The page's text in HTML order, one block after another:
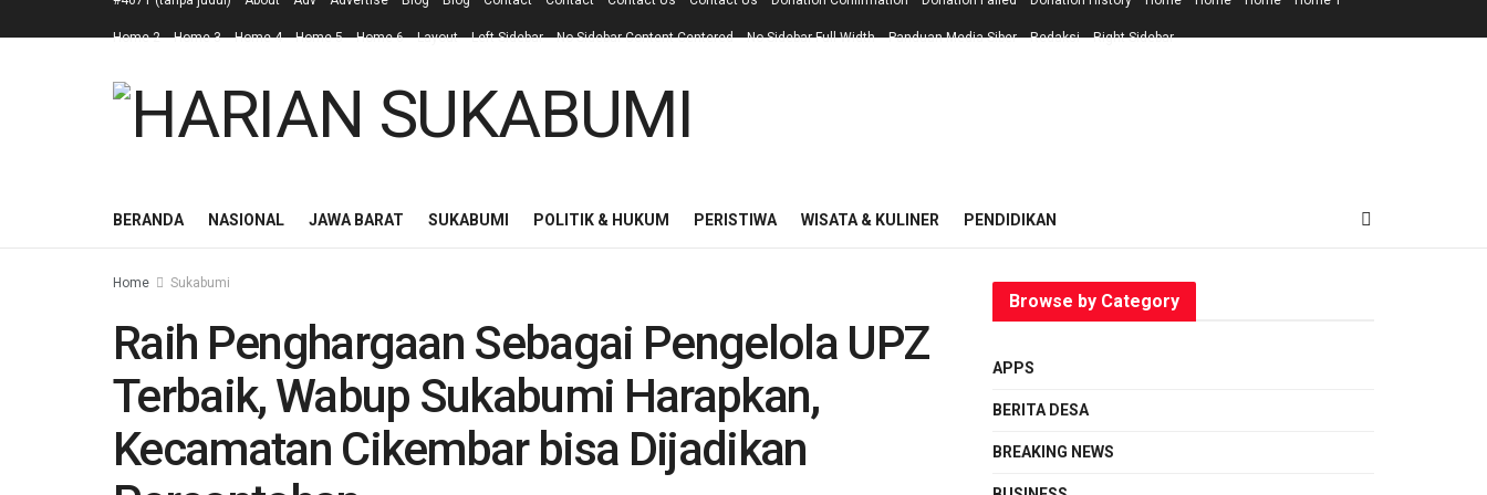
Home 2 Home 3 Home 4 Home 5 Home 6 Layout Left Sidebar No Sidebar Content Centered No Sidebar Full Width Panduan Media Siber Redaksi Right Sidebar
BERANDA NASIONAL JAWA BARAT SUKABUMI POLITIK & HUKUM PERISTIWA WISATA & KULINER PENDIDIKAN
Home Sukabumi
Raih Penghargaan Sebagai Pengelola UPZ
Terbaik, Wabup Sukabumi Harapkan,
Kecamatan Cikembar bisa Dijadikan
Browse by Category
APPS
BERITA DESA
BREAKING NEWS